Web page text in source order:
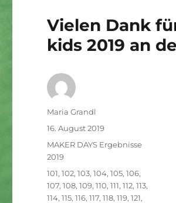
Vielen Dank
kids 2019 an
Autor
Maria Grandl
Veröffentlicht
16. August 2019
Kategorien
MAKER DAYS Ergebnisse
2019
Schlagwörter
101,102,103,104,105,106,
107,108,109,110,111,112,113,
114,115,116,117,118,119,121,